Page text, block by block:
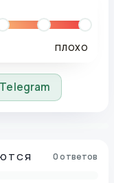
ПЛОХО
0 ответов